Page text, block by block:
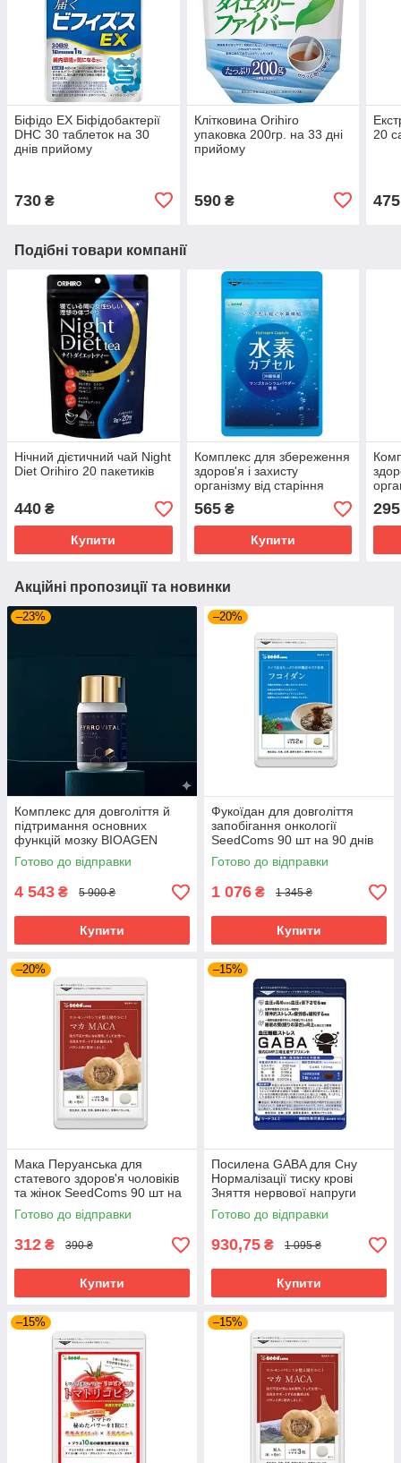
Біфідо EX Біфідобактерії
DHC 30 таблеток на 30
днів прийому
730 ₴
Клітковина Orihiro
упаковка 200гр. на 33 дні
прийому
590₴
20
475
Подібні товари компанії
Нічний дієтичний чай Night
Diet Orihiro 20 пакетиків
440 ₴
Купити
Комплекс для збереження
здоров'я і захисту
організму від старіння
Seedcoms Hydrogen
Capsule 90 шт на 90 днів
565₴
Купити
295
Акційні пропозиції та новинки
–23%
Комплекс для довголіття й
підтримання основних
функцій мозку BIOAGEN
PYRROVITAL NMN 60 капсул
на 30 днів приймання
Готово до відправки
4 543 ₴ 5 900 ₴
Купити
–20%
Фукоїдан для довголіття
запобігання онкології
SeedComs 90 шт на 90 днів
Готово до відправки
1 076 ₴ 1 345 ₴
Купити
–20%
Мака Перуанська для
статевого здоров'я чоловіків
та жінок SeedComs 90 шт на
1 місяць прийому
Готово до відправки
312 ₴ 390 ₴
Купити
–15%
Посилена GABA для Сну
Нормалізації тиску крові
Зняття нервової напруги
Габа SeedComs 30 шт на 1
місяць прийому
Готово до відправки
930,75 ₴ 1 095 ₴
Купити
–15% –15%